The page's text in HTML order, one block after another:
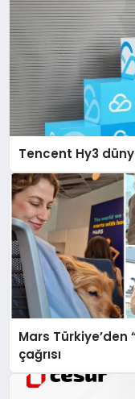
Tencent Hy3
Mars Türkiye’den
çağrısı